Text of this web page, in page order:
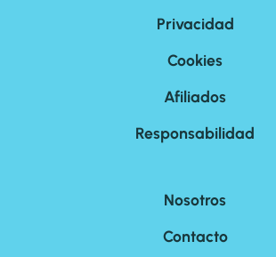
Privacidad
Cookies
Afiliados
Responsabilidad
Nosotros
Contacto